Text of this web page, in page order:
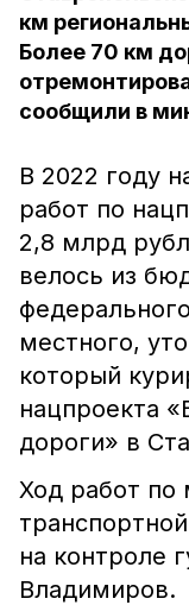
км
Более 70 км
сообщили в
В 2022 году
работ по
2,8 млрд
велось из
местного,
который
нацпроекта
дороги» в
Ход работ по
на контроле
Владимиров.